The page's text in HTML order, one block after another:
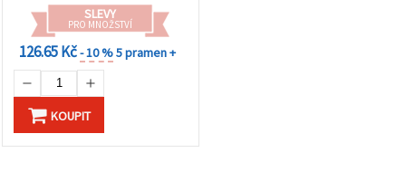
SLEVY
PRO MNOŽSTVÍ
126.65 Kč- 10 %5 pramen +
KOUPIT